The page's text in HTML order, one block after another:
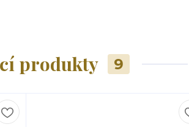
produkty 9